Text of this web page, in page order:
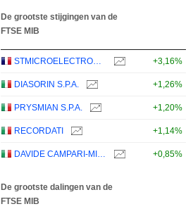
De grootste stijgingen van de
FTSE MIB
STMICROELECTRONICS N.V. +3,16%
DIASORIN S.P.A. +1,26%
PRYSMIAN S.P.A. +1,20%
RECORDATI +1,14%
DAVIDE CAMPARI-MILANO N.V. +0,85%
De grootste dalingen van de
FTSE MIB